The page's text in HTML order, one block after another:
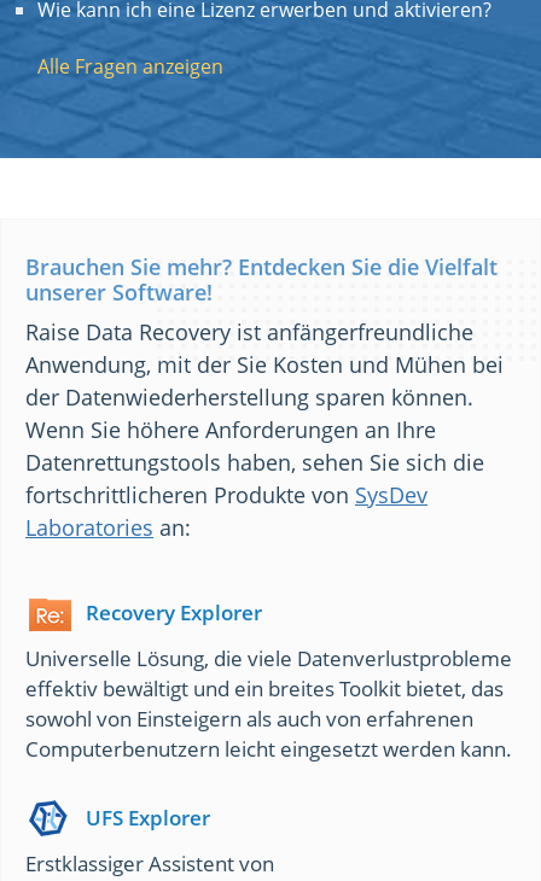
Wie kann ich eine Lizenz erwerben und aktivieren?
Alle Fragen anzeigen
Brauchen Sie mehr? Entdecken Sie die Vielfalt
unserer Software!
Raise Data Recovery ist anfängerfreundliche
Anwendung, mit der Sie Kosten und Mühen bei
der Datenwiederherstellung sparen können.
Wenn Sie höhere Anforderungen an Ihre
Datenrettungstools haben, sehen Sie sich die
fortschrittlicheren Produkte von SysDev
Laboratories an:
Recovery Explorer
Universelle Lösung, die viele Datenverlustprobleme
effektiv bewältigt und ein breites Toolkit bietet, das
sowohl von Einsteigern als auch von erfahrenen
Computerbenutzern leicht eingesetzt werden kann.
UFS Explorer
Erstklassiger Assistent von